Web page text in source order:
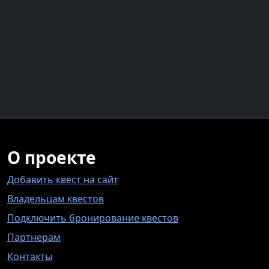
О проекте
Добавить квест на сайт
Владельцам квестов
Подключить бронирование квестов
Партнерам
Контакты